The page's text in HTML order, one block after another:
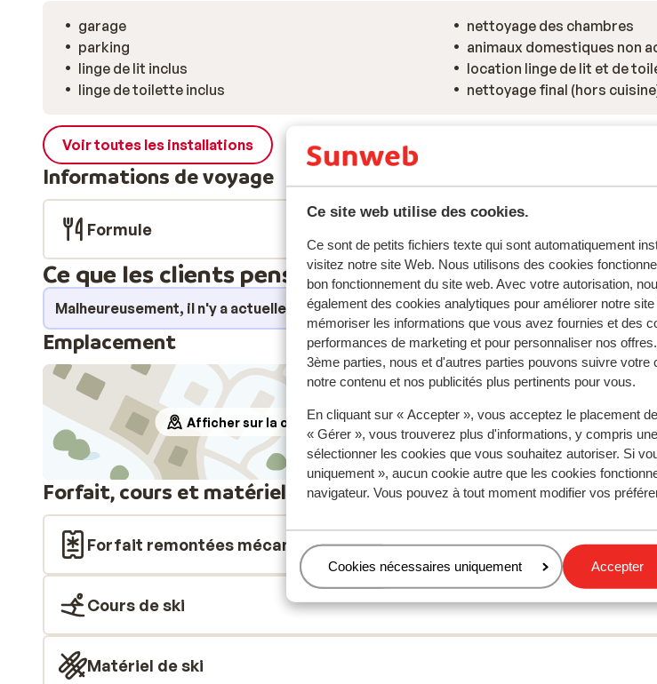
Ce site web utilise des cookies.
Ce sont de petits fichiers texte qui sont automatiquement
visitez notre site Web. Nous utilisons des cookies
bon fonctionnement du site web. Avec votre autorisation,
également des cookies analytiques pour améliorer notre
mémoriser les informations que vous avez fournies et des
performances de marketing et pour personnaliser nos
3ème parties, nous et d'autres parties pouvons suivre votre
notre contenu et nos publicités plus pertinents pour vous.
En cliquant sur « Accepter », vous acceptez le placement
« Gérer », vous trouverez plus d'informations, y compris
sélectionner les cookies que vous souhaitez autoriser. Si
uniquement », aucun cookie autre que les cookies
navigateur. Vous pouvez à tout moment modifier vos
Gérer
Cookies nécessaires uniquement Accepter
garage
parking
linge de lit inclus
linge de toilette inclus
nettoyage des chambres
animaux domestiques non
location linge de lit et de
nettoyage final (hors
Voir toutes les installations
Informations de voyage
Formule
Ce que les clients pensent
Malheureusement, il n'y a actuellement aucun avis pour cet hébergement.
Emplacement
Afficher sur la carte
À proximité
Distance du centre-ville:
Distance jusqu'aux
mètres
Forfait, cours et matériel de ski
Forfait remontées mécaniques
Cours de ski
Matériel de ski